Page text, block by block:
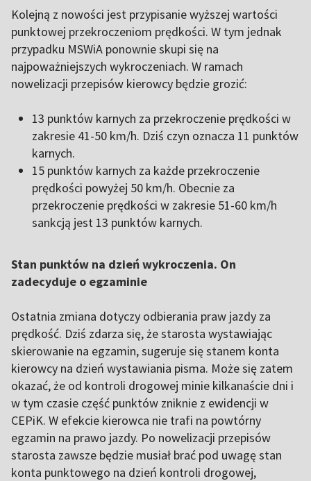
Kolejną z nowości jest przypisanie wyższej wartości
punktowej przekroczeniom prędkości. W tym jednak
przypadku MSWiA ponownie skupi się na
najpoważniejszych wykroczeniach. W ramach
nowelizacji przepisów kierowcy będzie grozić:
13 punktów karnych za przekroczenie prędkości w
zakresie 41-50 km/h. Dziś czyn oznacza 11 punktów
karnych.
15 punktów karnych za każde przekroczenie
prędkości powyżej 50 km/h. Obecnie za
przekroczenie prędkości w zakresie 51-60 km/h
sankcją jest 13 punktów karnych.
Stan punktów na dzień wykroczenia. On
zadecyduje o egzaminie
Ostatnia zmiana dotyczy odbierania praw jazdy za
prędkość. Dziś zdarza się, że starosta wystawiając
skierowanie na egzamin, sugeruje się stanem konta
kierowcy na dzień wystawiania pisma. Może się zatem
okazać, że od kontroli drogowej minie kilkanaście dni i
w tym czasie część punktów zniknie z ewidencji w
CEPiK. W efekcie kierowca nie trafi na powtórny
egzamin na prawo jazdy. Po nowelizacji przepisów
starosta zawsze będzie musiał brać pod uwagę stan
konta punktowego na dzień kontroli drogowej,